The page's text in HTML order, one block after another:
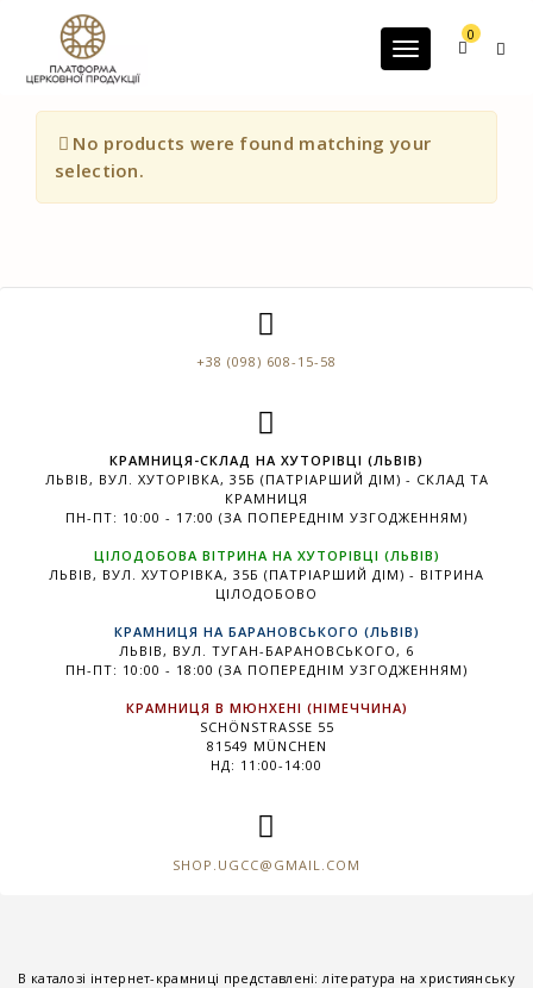
G-60JZFMNRBC
Toggle
0
No products were found matching your
selection.
+38 (098) 608-15-58
КРАМНИЦЯ-СКЛАД НА ХУТОРІВЦІ (ЛЬВІВ)
ЛЬВІВ, ВУЛ. ХУТОРІВКА, 35Б (ПАТРІАРШИЙ ДІМ) - СКЛАД ТА
КРАМНИЦЯ
ПН-ПТ: 10:00 - 17:00 (ЗА ПОПЕРЕДНІМ УЗГОДЖЕННЯМ)
ЦІЛОДОБОВА ВІТРИНА НА ХУТОРІВЦІ (ЛЬВІВ)
ЛЬВІВ, ВУЛ. ХУТОРІВКА, 35Б (ПАТРІАРШИЙ ДІМ) - ВІТРИНА
ЦІЛОДОБОВО
КРАМНИЦЯ НА БАРАНОВСЬКОГО (ЛЬВІВ)
ЛЬВІВ, ВУЛ. ТУГАН-БАРАНОВСЬКОГО, 6
ПН-ПТ: 10:00 - 18:00 (ЗА ПОПЕРЕДНІМ УЗГОДЖЕННЯМ)
КРАМНИЦЯ В МЮНХЕНІ (НІМЕЧЧИНА)
SCHÖNSTRASSE 55
81549 MÜNCHEN
НД: 11:00-14:00
SHOP.UGCC@GMAIL.COM
В каталозі інтернет-крамниці представлені: література на християнську